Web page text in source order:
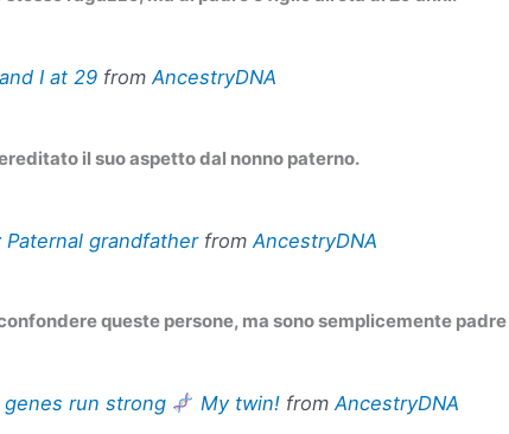
I at 29fromAncestryDNA
il suo aspetto dal nonno paterno.
Paternal grandfatherfrom AncestryDNA
queste persone, ma sono semplicemente
run strong My twin!fromAncestryDNA